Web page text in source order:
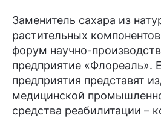
Заменитель сахара из
растительных
форум научно-
предприятие «Флореаль».
предприятия представят
медицинской
средства реабилитации –